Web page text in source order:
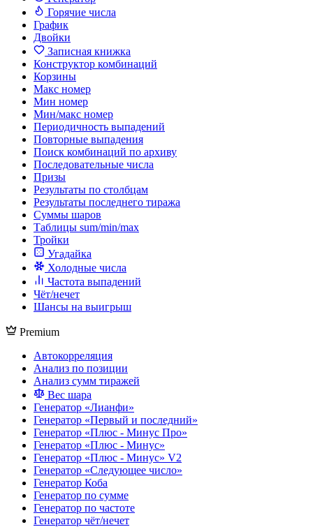
Горячие числа
График
Двойки
Записная книжка
Конструктор комбинаций
Корзины
Макс номер
Мин номер
Мин/макс номер
Периодичность выпадений
Повторные выпадения
Поиск комбинаций по архиву
Последовательные числа
Призы
Результаты по столбцам
Результаты последнего тиража
Суммы шаров
Таблицы sum/min/max
Тройки
Угадайка
Холодные числа
Частота выпадений
Чёт/нечет
Шансы на выигрыш
Premium
Автокорреляция
Анализ по позиции
Анализ сумм тиражей
Вес шара
Генератор «Лианфи»
Генератор «Первый и последний»
Генератор «Плюс - Минус Про»
Генератор «Плюс - Минус»
Генератор «Плюс - Минус» V2
Генератор «Следующее число»
Генератор Коба
Генератор по сумме
Генератор по частоте
Генератор чёт/нечет